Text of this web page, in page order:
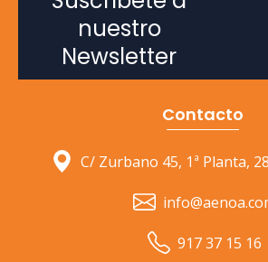
nuestro
Newsletter
Contacto
C/ Zurbano 45, 1ª Planta,
917 37 15 16